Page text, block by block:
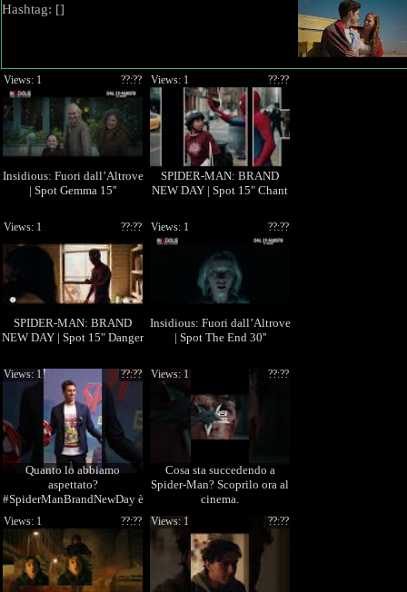
Hashtag: []
Insidious: Fuori dall’Altrove
| Spot Gemma 15''
??:??
Views: 1
SPIDER-MAN: BRAND
NEW DAY | Spot 15" Chant
??:??
Views: 1
SPIDER-MAN: BRAND
NEW DAY | Spot 15" Danger
??:??
Views: 1
Insidious: Fuori dall’Altrove
| Spot The End 30''
??:??
Views: 1
Quanto lo abbiamo
aspettato?
#SpiderManBrandNewDay è
finalmente al cinema!
??:??
Views: 1
Cosa sta succedendo a
Spider-Man? Scoprilo ora al
cinema.
#SpiderManBrandNewDay
??:??
Views: 1
??:??
Views: 1 ??:??
Views: 1